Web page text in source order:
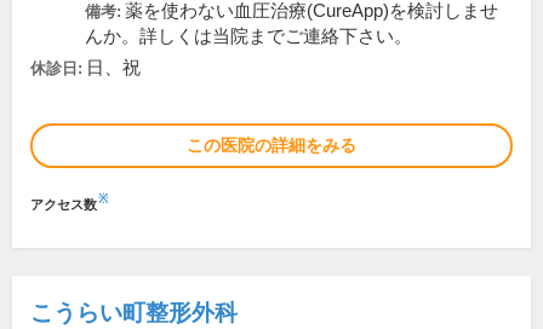
備考: 薬を使わない血圧治療(CureApp)を検討しませ
んか。詳しくは当院までご連絡下さい。
休診日: 日、祝
この医院の詳細をみる
アクセス数※
こうらい町整形外科